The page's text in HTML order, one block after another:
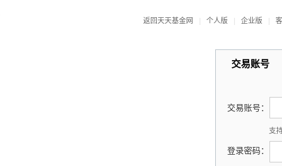
返回天天基金网 个人版 企业版
交易账号
交易账号：
支
登录密码：